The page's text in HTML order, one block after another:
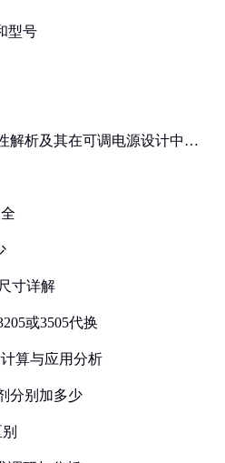
型号
解析及其在可调电源设计中的
寸详解
或3505代换
算与应用分析
分别加多少